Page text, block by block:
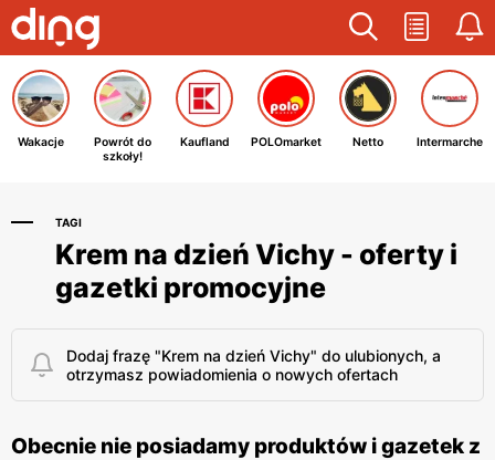
Wakacje
Powrót do
szkoły!
Kaufland POLOmarket Netto Intermarche
TAGI
Krem na dzień Vichy - oferty i
gazetki promocyjne
Dodaj frazę "Krem na dzień Vichy" do ulubionych, a
otrzymasz powiadomienia o nowych ofertach
Obecnie nie posiadamy produktów i gazetek z